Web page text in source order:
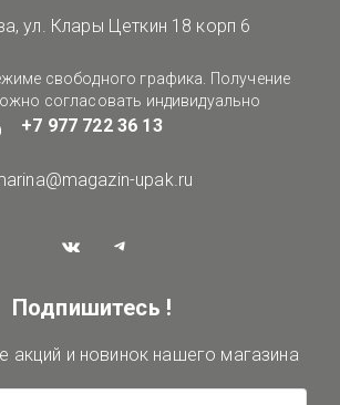
ул. Клары Цеткин 18 корп 6
свободного графика. Получение
согласовать индивидуально
+7 977 722 36 13
upak.ru
Подпишитесь !
акций и новинок нашего магазина